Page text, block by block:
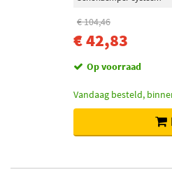
€ 104,46
€ 42,83
Op voorraad
Vandaag besteld,